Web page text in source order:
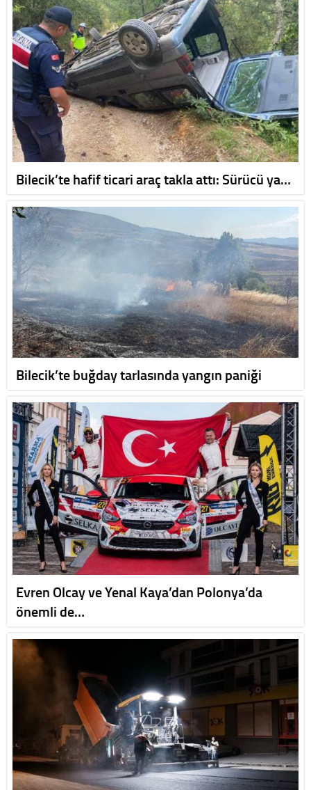
Bilecik’te hafif ticari araç takla attı: Sürücü ya…
Bilecik’te buğday tarlasında yangın paniği
Evren Olcay ve Yenal Kaya’dan Polonya’da
önemli de…